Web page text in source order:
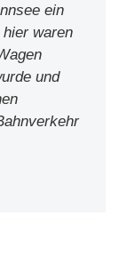
ein
waren
und